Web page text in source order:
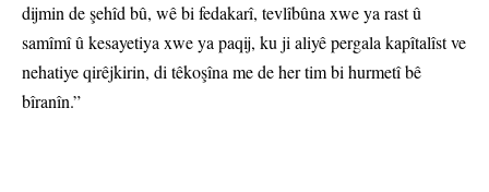
dijmin de şehîd bû, wê bi fedakarî, tevlîbûna xwe ya rast û
samîmî û kesayetiya xwe ya paqij, ku ji aliyê pergala kapîtalîst ve
nehatiye qirêjkirin, di têkoşîna me de her tim bi hurmetî bê
bîranîn.”